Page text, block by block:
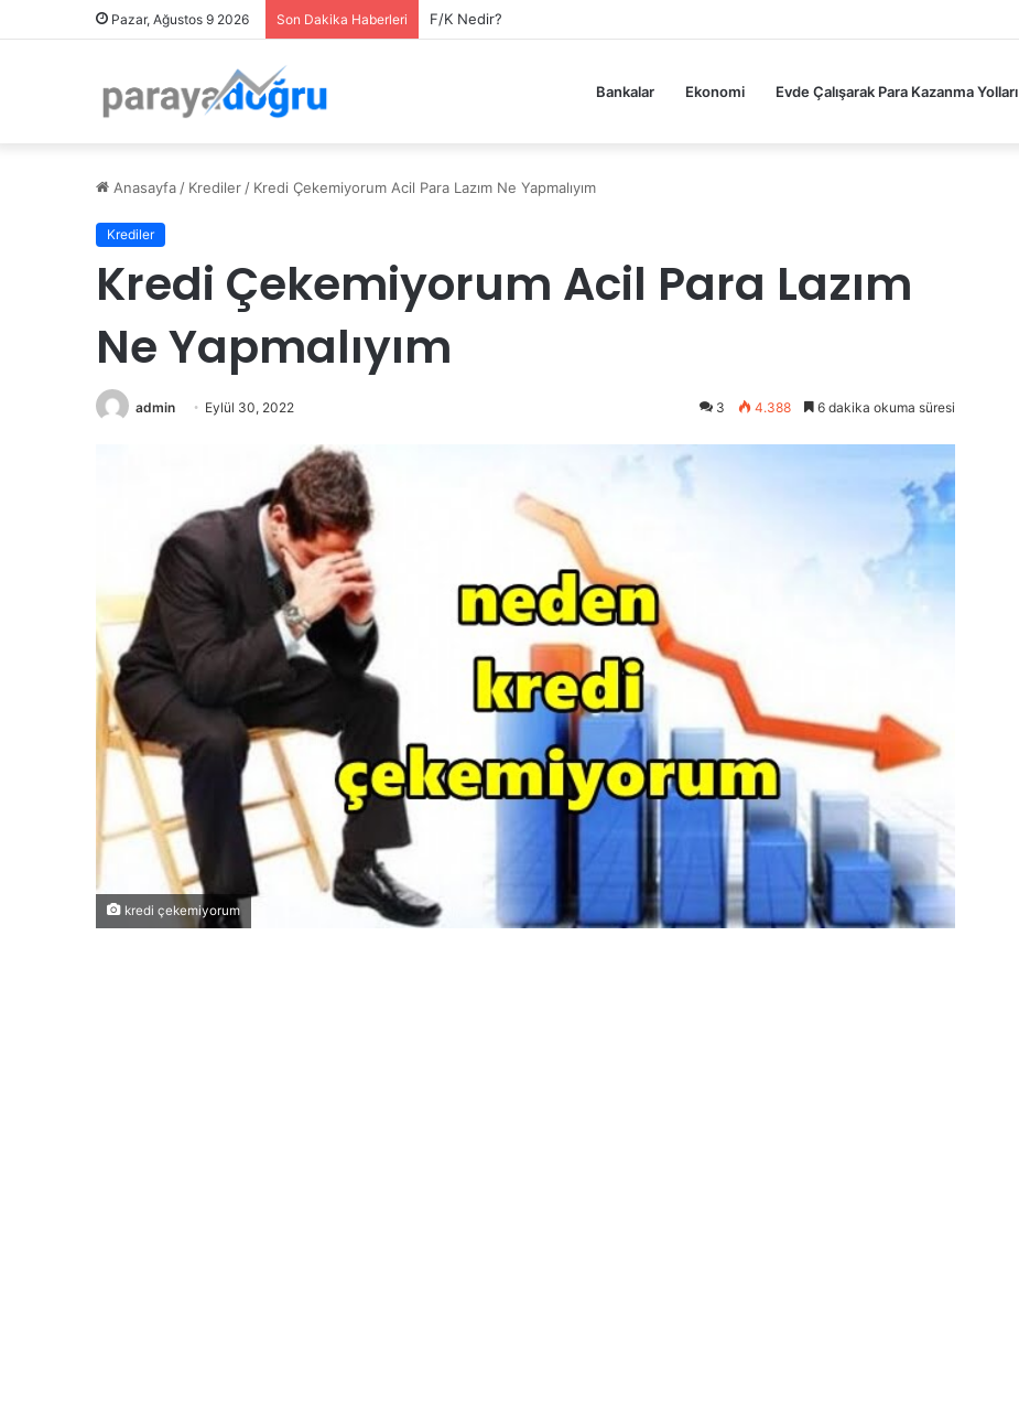
Pazar, Ağustos 9 2026 Son Dakika Haberleri Rehabilitasyon Merkezi Açma Aşamaları ve Maliyeti Ne Kadar?
Bankalar Ekonomi Evde Çalışarak Para Kazanma Yolları
Anasayfa / Krediler / Kredi Çekemiyorum Acil Para Lazım Ne Yapmalıyım
Krediler
Kredi Çekemiyorum Acil Para Lazım
Ne Yapmalıyım
admin Eylül 30, 2022 3 4.388 6 dakika okuma süresi
kredi çekemiyorum